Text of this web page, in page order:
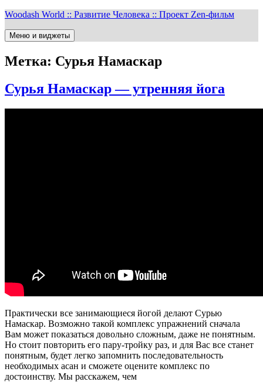
Перейти
содержимому
Woodash World :: Развитие Человека :: Проект Zen-фильм
Меню и виджеты
Метка: Сурья Намаскар
Сурья Намаскар — утренняя йога
Практически все занимающиеся йогой делают Сурью
Намаскар. Возможно такой комплекс упражнений сначала
Вам может показаться довольно сложным, даже не понятным.
Но стоит повторить его пару-тройку раз, и для Вас все станет
понятным, будет легко запомнить последовательность
необходимых асан и сможете оцените комплекс по
достоинству. Мы расскажем, чем